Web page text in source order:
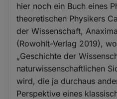
hier noch ein Buch eines
theoretischen Physikers
der Wissenschaft,
(Rowohlt-Verlag 2019),
„Geschichte der
naturwissenschaftlichen
wird, die ja durchaus
Perspektive eines